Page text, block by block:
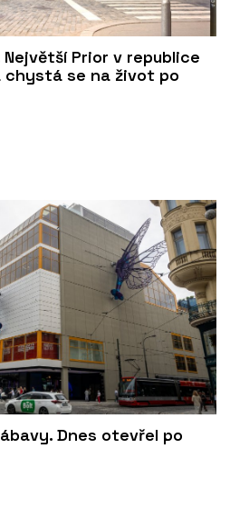
Prior v republice
chystá se na život po
Dnes otevřel po